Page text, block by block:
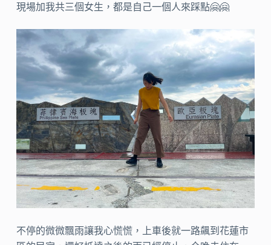
現場加我共三個女生，都是自己一個人來踩點🤗🤗
不停的微微飄雨讓我心慌慌，上車後就一路飆到花蓮市